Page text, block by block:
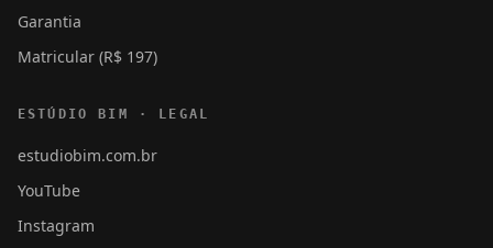
Garantia
Matricular (R$ 197)
ESTÚDIO BIM · LEGAL
estudiobim.com.br
YouTube
Instagram